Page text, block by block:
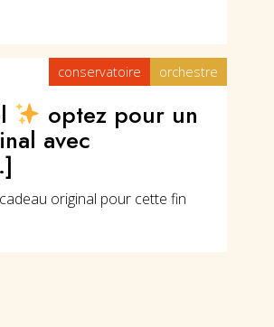
conservatoire orchestre
optez pour un
avec
original pour cette fin